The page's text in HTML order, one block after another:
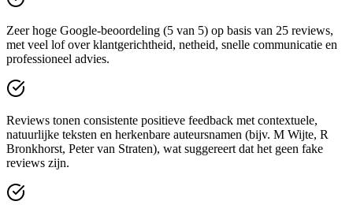
Zeer hoge Google-beoordeling (5 van 5) op basis van 25 reviews,
met veel lof over klantgerichtheid, netheid, snelle communicatie en
professioneel advies.
Reviews tonen consistente positieve feedback met contextuele,
natuurlijke teksten en herkenbare auteursnamen (bijv. M Wijte, R
Bronkhorst, Peter van Straten), wat suggereert dat het geen fake
reviews zijn.